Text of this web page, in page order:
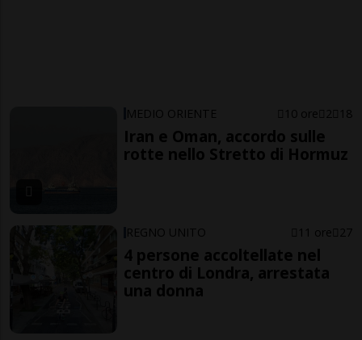
MEDIO ORIENTE 10 ore 2 18
Iran e Oman, accordo sulle
rotte nello Stretto di Hormuz
REGNO UNITO 11 ore 27
4 persone accoltellate nel
centro di Londra, arrestata
una donna